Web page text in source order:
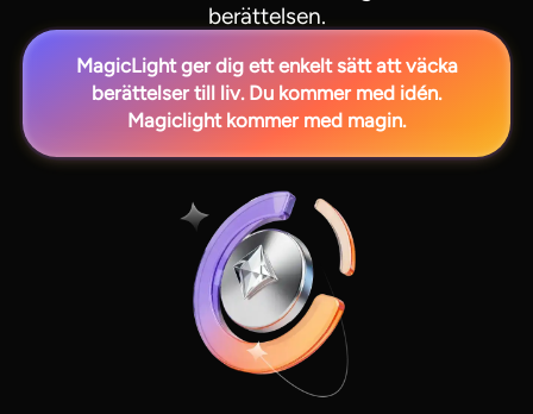
View all tools
berättelsen.
MagicLight ger dig ett enkelt sätt att väcka
berättelser till liv. Du kommer med idén.
Magiclight kommer med magin.